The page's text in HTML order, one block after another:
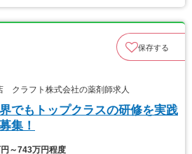
保存する
クラフト株式会社の薬剤師求人
でもトップクラスの研修を実践
集！
円～743万円程度